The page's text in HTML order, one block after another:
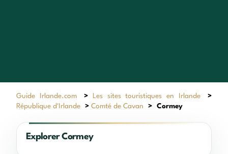
Guide Irlande.com > Les sites touristiques en Irlande
>
République d'Irlande
> Comté de Cavan > Cormey
Explorer Cormey